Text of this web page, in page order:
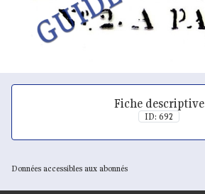
Fiche descriptive
ID: 692
Données accessibles aux abonnés